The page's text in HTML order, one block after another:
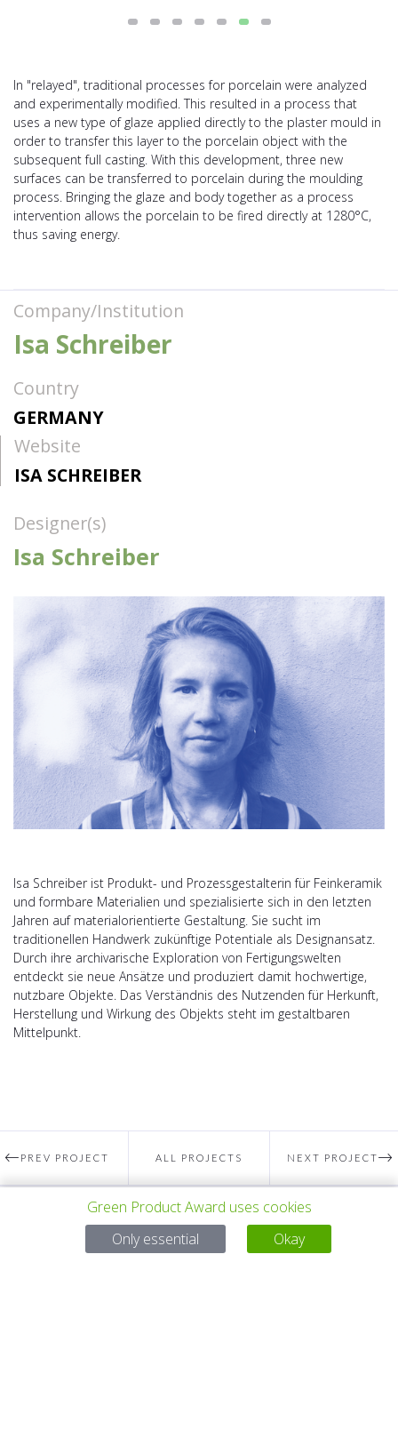
In "relayed", traditional processes for porcelain were analyzed
and experimentally modified. This resulted in a process that
uses a new type of glaze applied directly to the plaster mould in
order to transfer this layer to the porcelain object with the
subsequent full casting. With this development, three new
surfaces can be transferred to porcelain during the moulding
process. Bringing the glaze and body together as a process
intervention allows the porcelain to be fired directly at 1280°C,
thus saving energy.
Company/Institution
Isa Schreiber
Country
GERMANY
Website
ISA SCHREIBER
Designer(s)
Isa Schreiber
Isa Schreiber ist Produkt- und Prozessgestalterin für Feinkeramik
und formbare Materialien und spezialisierte sich in den letzten
Jahren auf materialorientierte Gestaltung. Sie sucht im
traditionellen Handwerk zukünftige Potentiale als Designansatz.
Durch ihre archivarische Exploration von Fertigungswelten
entdeckt sie neue Ansätze und produziert damit hochwertige,
nutzbare Objekte. Das Verständnis des Nutzenden für Herkunft,
Herstellung und Wirkung des Objekts steht im gestaltbaren
Mittelpunkt.
PREV PROJECT ALL PROJECTS NEXT PROJECT
Questions?
Green Product Award uses cookies
Only essential
Okay